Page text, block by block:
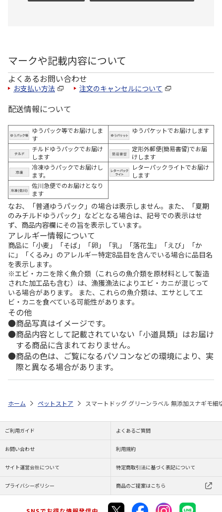
マークや記載内容について
よくあるお問い合わせ
お支払い方法 注文のキャンセルについて
配送情報について
ゆうパック等でお届けしま
す
ゆうパケットでお届けします
チルドゆうパックでお届け
します
定形外郵便(簡易書留)でお届
けします
冷凍ゆうパックでお届けし
ます。
レターパックライトでお届け
します
佐川急便でのお届けとなり
ます
なお、「普通ゆうパック」の場合は表示しません。また、「夏期
のみチルドゆうパック」などとなる場合は、記号での表示はせ
ず、商品内容欄にその旨を表示しています。
アレルギー情報について
商品に「小麦」「そば」「卵」「乳」「落花生」「えび」「か
に」「くるみ」のアレルギー特定8品目を含んでいる場合に品目名
を表示します。
※エビ・カニを除く魚介類（これらの魚介類を原材料として製造
された加工品も含む）は、漁獲漁法によりエビ・カニが混じって
いる場合があります。 また、これらの魚介類は、エサとしてエ
ビ・カニを食べている可能性があります。
その他
商品写真はイメージです。
商品内容として記載されていない「小道具類」はお届け
する商品に含まれておりません。
商品の色は、ご覧になるパソコンなどの環境により、実
際と異なる場合があります。
ホーム ペットストア スマートドッグ グリーンラベル 無添加スナギモ細
ご利用ガイド よくあるご質問
お問い合わせ 利用規約
サイト運営会社について 特定商取引法に基づく表記について
プライバシーポリシー 商品のご提案はこちら